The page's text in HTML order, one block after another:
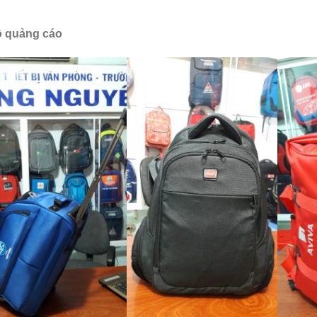
quảng cáo